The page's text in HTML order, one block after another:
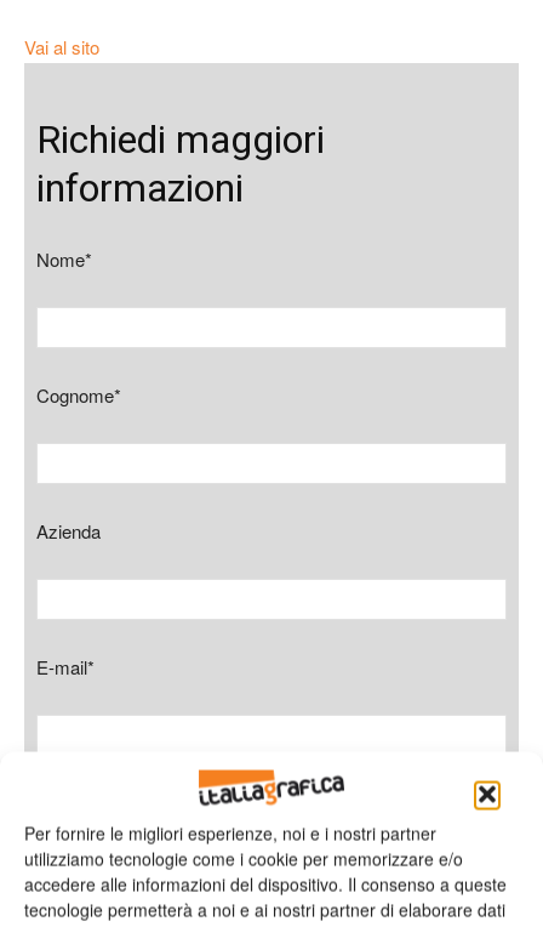
Per fornire le migliori esperienze, noi e i nostri partner
utilizziamo tecnologie come i cookie per memorizzare e/o
accedere alle informazioni del dispositivo. Il consenso a queste
tecnologie permetterà a noi e ai nostri partner di elaborare dati
Vai al sito
Richiedi maggiori
informazioni
Nome*
Cognome*
Azienda
E-mail*